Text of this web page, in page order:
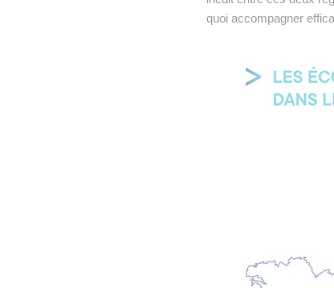
quoi accompagner